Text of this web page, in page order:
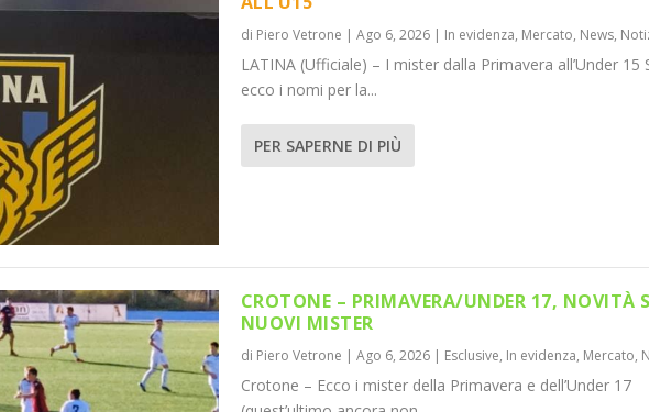
di Piero Vetrone | Ago 6, 2026| In evidenza, Mercato, News,
LATINA (Ufficiale) – I mister dalla Primavera all’Under 15
ecco i nomi per la...
PER SAPERNE DI PIÙ
CROTONE – PRIMAVERA/UNDER 17, NOVITÀ
NUOVI MISTER
di Piero Vetrone | Ago 6, 2026| Esclusive, In evidenza, Mercato,
Crotone – Ecco i mister della Primavera e dell’Under 17